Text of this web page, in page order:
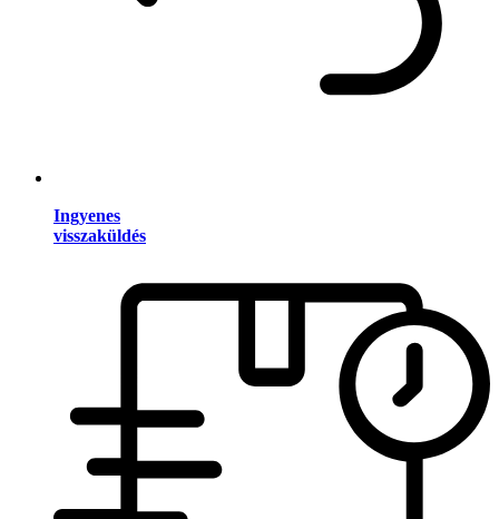
Ingyenes
visszaküldés